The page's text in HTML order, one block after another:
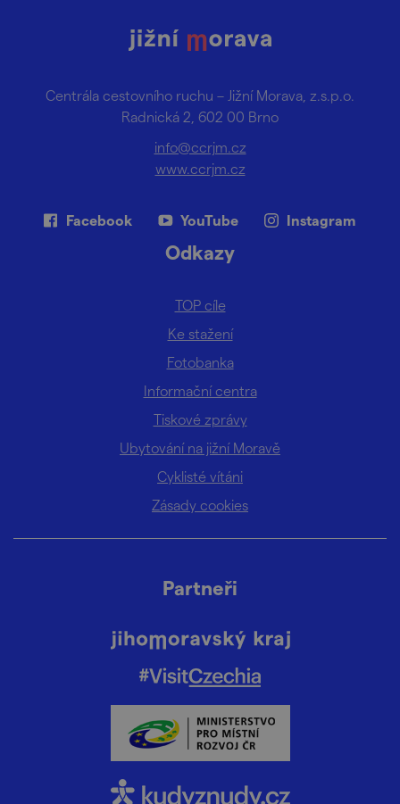
Centrála cestovního ruchu – Jižní Morava, z.s.p.o.
Radnická 2, 602 00 Brno
info@ccrjm.cz
www.ccrjm.cz
Facebook YouTube Instagram
Odkazy
TOP cíle
Ke stažení
Fotobanka
Informační centra
Tiskové zprávy
Ubytování na jižní Moravě
Cyklisté vítáni
Zásady cookies
Partneři